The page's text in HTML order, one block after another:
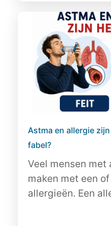
Astma en allergie
fabel?
Veel mensen met
maken met een
allergieën. Een